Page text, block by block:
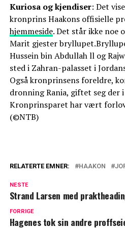
Kuriosa og kjendiser: Det
kronprins Haakons offisielle
hjemmeside. Det står ikke noe
Marit gjester
Hussein bin Abdullah ll og
sted i Zahran-palasset i
Også kronprinsens foreldre,
dronning Rania, giftet seg der
Kronprinsparet har vært
(©NTB)
RELATERTE EMNER: HAAKON
NESTE
Strand Larsen med
FORRIGE
Hagenes tok sin andre